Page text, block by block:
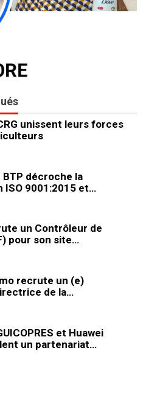
unissent leurs forces
BTP décroche la
9001:2015 et…
un Contrôleur de
pour son site…
recrute un (e)
de la…
et Huawei
un partenariat…